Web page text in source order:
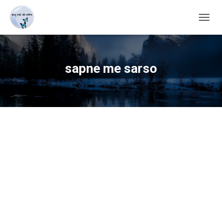
sapne me sarso